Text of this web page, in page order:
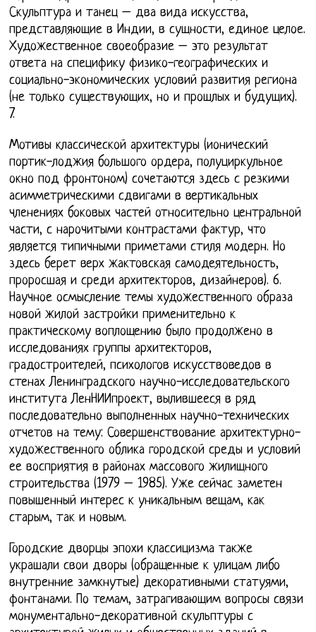
Скульптура и танец – два вида искусства,
представляющие в Индии, в сущности, единое целое.
Художественное своеобразие – это результат
ответа на специфику физико-географических и
социально-экономических условий развития региона
(не только существующих, но и прошлых и будущих).
7.
Мотивы классической архитектуры (ионический
портик-лоджия большого ордера, полуциркульное
окно под фронтоном) сочетаются здесь с резкими
асимметрическими сдвигами в вертикальных
членениях боковых частей относительно центральной
части, с нарочитыми контрастами фактур, что
является типичными приметами стиля модерн. Но
здесь берет верх жактовская самодеятельность,
проросшая и среди архитекторов, дизайнеров). 6.
Научное осмысление темы художественного образа
новой жилой застройки применительно к
практическому воплощению было продолжено в
исследованиях группы архитекторов,
градостроителей, психологов искусствоведов в
стенах Ленинградского научно-исследовательского
института ЛенНИИпроект, вылившееся в ряд
последовательно выполненных научно-технических
отчетов на тему: Совершенствование архитектурно-
художественного облика городской среды и условий
ее восприятия в районах массового жилищного
строительства (1979 – 1985). Уже сейчас заметен
повышенный интерес к уникальным вещам, как
старым, так и новым.
Городские дворцы эпохи классицизма также
украшали свои дворы (обращенные к улицам либо
внутренние замкнутые) декоративными статуями,
фонтанами. По темам, затрагивающим вопросы связи
монументально-декоративной скульптуры с